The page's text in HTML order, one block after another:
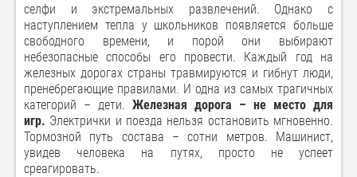
селфи и экстремальных развлечений. Однако с
наступлением тепла у школьников появляется больше
свободного времени, и порой они выбирают
небезопасные способы его провести. Каждый год на
железных дорогах страны травмируются и гибнут люди,
пренебрегающие правилами. И одна из самых трагичных
категорий – дети. Железная дорога – не место для
игр. Электрички и поезда нельзя остановить мгновенно.
Тормозной путь состава – сотни метров. Машинист,
увидев человека на путях, просто не успеет
среагировать.